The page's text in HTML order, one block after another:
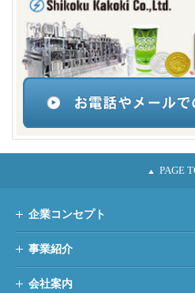
企業コンセプト
事業紹介
会社案内